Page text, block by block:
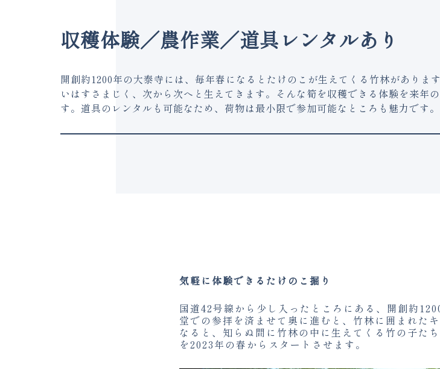
収穫体験／農作業／道具レンタルあり
開創約1200年の大泰寺には、毎年春になるとたけのこが生えてくる竹林がありま
いはすさまじく、次から次へと生えてきます。そんな筍を収穫できる体験を来年
す。道具のレンタルも可能なため、荷物は最小限で参加可能なところも魅力です。
気軽に体験できるたけのこ掘り
国道42号線から少し入ったところにある、開創約
堂での参拝を済ませて奥に進むと、竹林に囲まれた
なると、知らぬ間に竹林の中に生えてくる竹の子た
を2023年の春からスタートさせます。